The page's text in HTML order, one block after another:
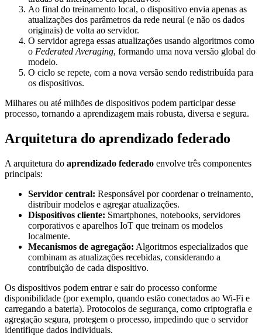
Ao final do treinamento local, o dispositivo envia apenas as
atualizações dos parâmetros da rede neural (e não os dados
originais) de volta ao servidor.
O servidor agrega essas atualizações usando algoritmos como
o Federated Averaging, formando uma nova versão global do
modelo.
O ciclo se repete, com a nova versão sendo redistribuída para
os dispositivos.
Milhares ou até milhões de dispositivos podem participar desse
processo, tornando a aprendizagem mais robusta, diversa e segura.
Arquitetura do aprendizado federado
A arquitetura do aprendizado federado envolve três componentes
principais:
Servidor central: Responsável por coordenar o treinamento,
distribuir modelos e agregar atualizações.
Dispositivos cliente: Smartphones, notebooks, servidores
corporativos e aparelhos IoT que treinam os modelos
localmente.
Mecanismos de agregação: Algoritmos especializados que
combinam as atualizações recebidas, considerando a
contribuição de cada dispositivo.
Os dispositivos podem entrar e sair do processo conforme
disponibilidade (por exemplo, quando estão conectados ao Wi-Fi e
carregando a bateria). Protocolos de segurança, como criptografia e
agregação segura, protegem o processo, impedindo que o servidor
identifique dados individuais.